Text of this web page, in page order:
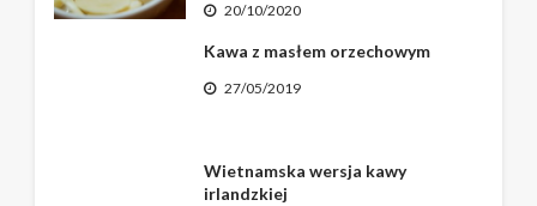
20/10/2020
Kawa z masłem orzechowym
27/05/2019
Wietnamska wersja kawy
irlandzkiej